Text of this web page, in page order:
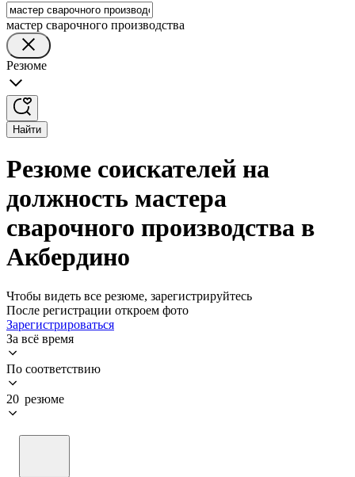
мастер сварочного производства
Резюме
Найти
Резюме соискателей на
должность мастера
сварочного производства в
Акбердино
Чтобы видеть все резюме, зарегистрируйтесь
После регистрации откроем фото
Зарегистрироваться
За всё время
По соответствию
20 резюме